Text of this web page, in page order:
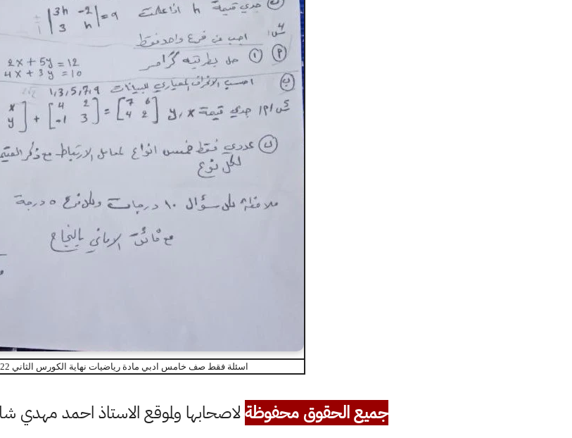
اسئلة فقط صف خامس ادبي مادة رياضيات نهاية الكورس الثاني 2022 اخر السنة
جميع الحقوق محفوظةلاصحابها ولموقع الاستاذ احمد مهدي